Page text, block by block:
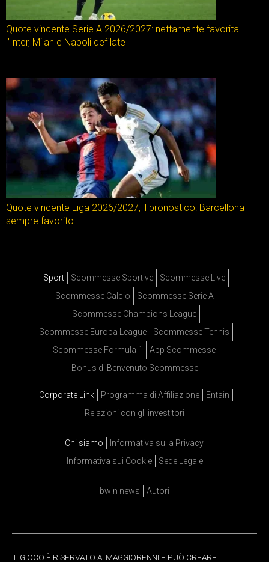
Quote vincente Serie A 2026/2027: nettamente favorita
l’Inter, Milan e Napoli defilate
Quote vincente Liga 2026/2027, il pronostico: Barcellona
sempre favorito
Sport Scommesse Sportive
Scommesse Live
Scommesse Calcio
Scommesse Serie A
Scommesse Champions League
Scommesse Europa League
Scommesse Tennis
Scommesse Formula 1
App Scommesse
Bonus di Benvenuto Scommesse
Corporate Link Programma di Affiliazione
Entain
Relazioni con gli investitori
Chi siamo
Informativa sulla Privacy
Informativa sui Cookie
Sede Legale
bwin news Autori
IL GIOCO È RISERVATO AI MAGGIORENNI E PUÒ CREARE